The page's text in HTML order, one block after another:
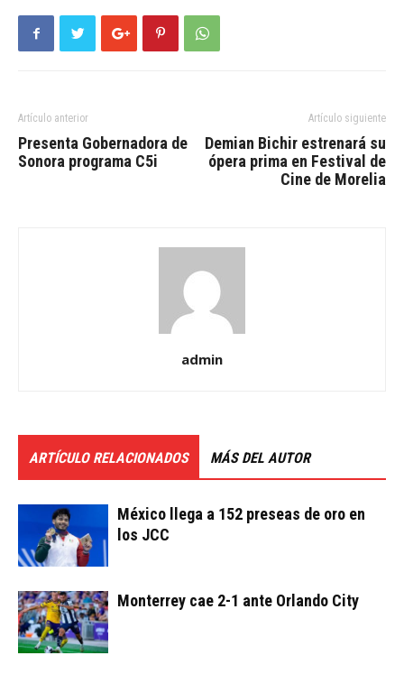
Artículo anterior
Presenta Gobernadora de
Sonora programa C5i
Artículo siguiente
Demian Bichir estrenará su
ópera prima en Festival de
Cine de Morelia
admin
ARTÍCULO RELACIONADOS MÁS DEL AUTOR
México llega a 152 preseas de oro en
los JCC
Monterrey cae 2-1 ante Orlando City